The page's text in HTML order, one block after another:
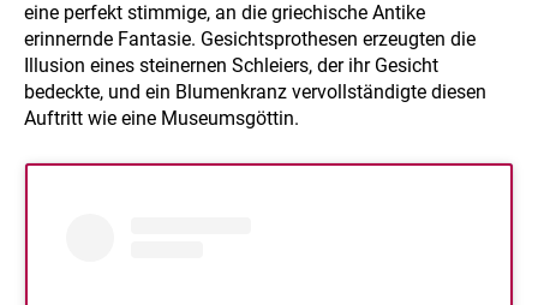
eine perfekt stimmige, an die griechische Antike
erinnernde Fantasie. Gesichtsprothesen erzeugten die
Illusion eines steinernen Schleiers, der ihr Gesicht
bedeckte, und ein Blumenkranz vervollständigte diesen
Auftritt wie eine Museumsgöttin.